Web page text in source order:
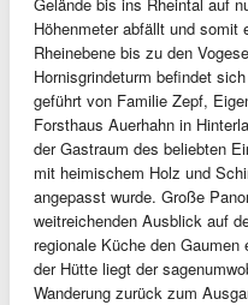
Höhenmeter abfällt und somit
Rheinebene bis zu den
Hornisgrindeturm befindet
geführt von Familie Zepf,
Forsthaus Auerhahn in
der Gastraum des beliebten
mit heimischem Holz und
angepasst wurde. Große
weitreichenden Ausblick auf
regionale Küche den
der Hütte liegt der
Wanderung zurück zum